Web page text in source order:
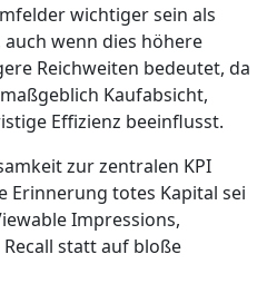
wichtiger sein als
wenn dies höhere
Reichweiten bedeutet, da
Kaufabsicht,
Effizienz beeinflusst.
zur zentralen KPI
Erinnerung totes Kapital sei
Impressions,
statt auf bloße